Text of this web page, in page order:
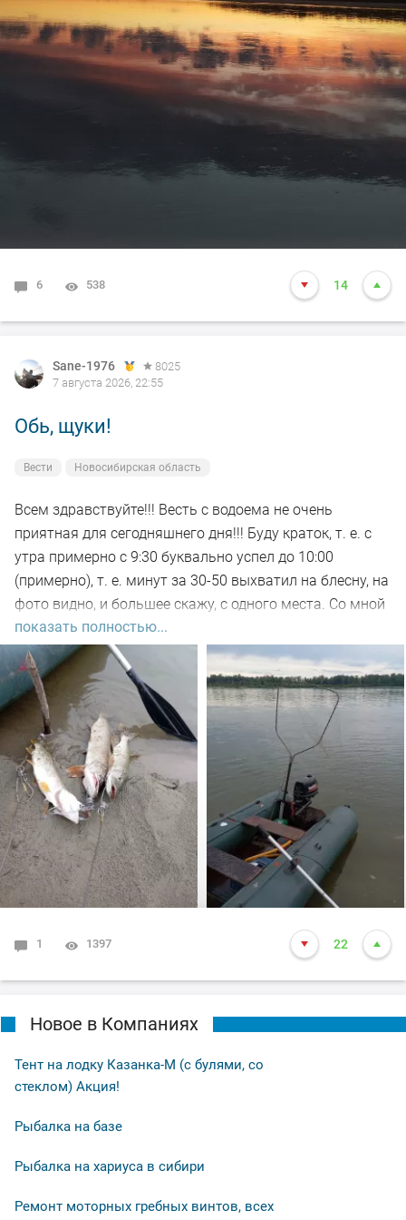
6 538 14
Sane-1976
8025
7 августа 2026, 22:55
Обь, щуки!
Вести Новосибирская область
Всем здравствуйте!!! Весть с водоема не очень
приятная для сегодняшнего дня!!! Буду краток, т. е. с
утра примерно с 9:30 буквально успел до 10:00
(примерно), т. е. минут за 30-50 выхватил на блесну, на
фото видно, и большее скажу, с одного места. Со мной
был рыбак, который рыбачил с берега, т. е. я его увез
на остров на белую рыбу, а сам дальше, как обычно, по
корягам. Уже много написал)))). Так вот, сегодня
долбил до вечера выхода не как от слова совсем!!! Но
произошло не которое событие. Я предупредил деда
т.е собирайся домой, а сам от него 100м. И в отвес
между бревен я опустил блесну и понятно толи зацеп,
толи рыба, да оказалось опять дур махина, но я думаю
14-15 это точно. Так вот она меня помучила и я ее в
подскак, сильно ударила и в сплеск. Как так
получилось что в посадке осталась одна блесна. Ну и
как всегда вам нхнч!!!
показать полностью...
1 1397 22
Новое в Компаниях
Тент на лодку Казанка-М (с булями, со
стеклом) Акция!
Рыбалка на базе
Рыбалка на хариуса в сибири
Ремонт моторных гребных винтов, всех